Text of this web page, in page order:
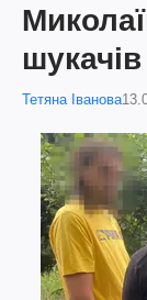
Тетяна Іванова